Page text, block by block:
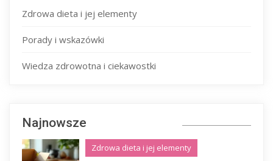
Zdrowa dieta i jej elementy
Porady i wskazówki
Wiedza zdrowotna i ciekawostki
Najnowsze
Zdrowa dieta i jej elementy